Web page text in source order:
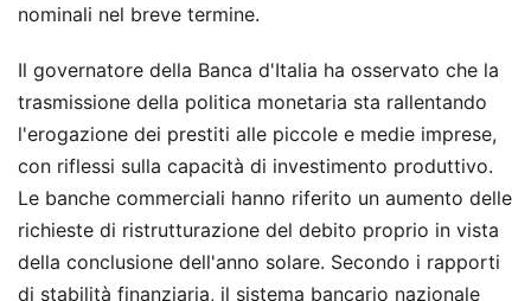
nominali nel breve termine.
Il governatore della Banca d'Italia ha osservato che la
trasmissione della politica monetaria sta rallentando
l'erogazione dei prestiti alle piccole e medie imprese,
con riflessi sulla capacità di investimento produttivo.
Le banche commerciali hanno riferito un aumento delle
richieste di ristrutturazione del debito proprio in vista
della conclusione dell'anno solare. Secondo i rapporti
di stabilità finanziaria, il sistema bancario nazionale